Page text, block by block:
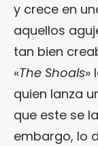
y crece en
aquellos
tan bien
«The Shoals»
quien lanza
que este se
embargo, lo